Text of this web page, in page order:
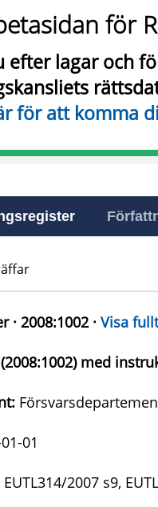
för
efter lagar och
för att komma
· 2008:1002 · Visa
med
01
EUTL314/2007 s9,